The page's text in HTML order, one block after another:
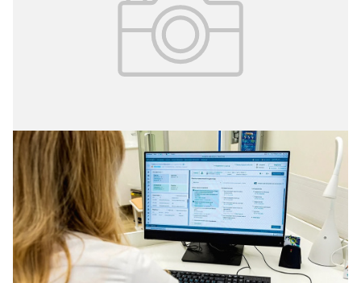
28.10.2024 № 41(340)
Быстрые и точные диагнозы
Врачи городских поликлиник поставили более 17
миллионов диагнозов с помощью сервисов
искусственного интеллекта.